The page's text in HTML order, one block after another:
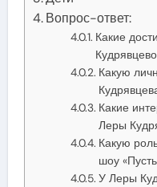
Вопрос-ответ:
Какие
Какую
Какие
Леры
Какую
шоу
У Леры